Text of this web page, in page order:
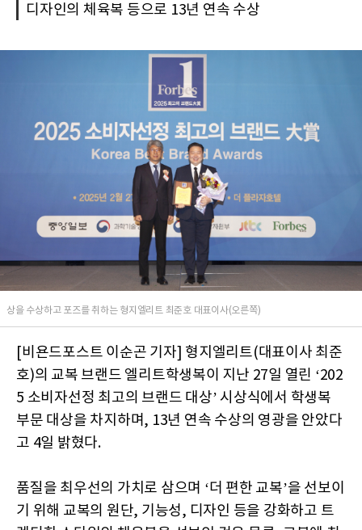
디자인의 체육복 등으로 13년 연속 수상
상을 수상하고 포즈를 취하는 형지엘리트 최준호 대표이사(오른쪽)
[비욘드포스트 이순곤 기자] 형지엘리트(대표이사 최준
호)의 교복 브랜드 엘리트학생복이 지난 27일 열린 ‘202
5 소비자선정 최고의 브랜드 대상’ 시상식에서 학생복
부문 대상을 차지하며, 13년 연속 수상의 영광을 안았다
고 4일 밝혔다.
품질을 최우선의 가치로 삼으며 ‘더 편한 교복’을 선보이
기 위해 교복의 원단, 기능성, 디자인 등을 강화하고 트